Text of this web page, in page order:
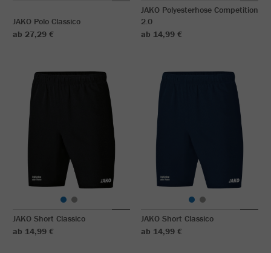
JAKO Polo Classico
ab 27,29 €
JAKO Polyesterhose Competition
2.0
ab 14,99 €
JAKO Short Classico
ab 14,99 €
JAKO Short Classico
ab 14,99 €